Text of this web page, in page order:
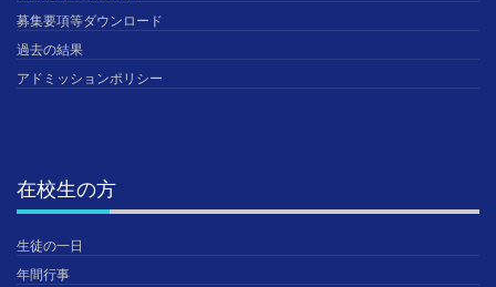
募集要項等ダウンロード
過去の結果
アドミッションポリシー
在校生の方
生徒の一日
年間行事